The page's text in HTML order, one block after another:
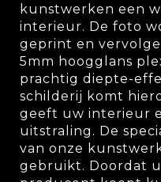
kunstwerken een
interieur. De foto
geprint en
5mm hoogglans
prachtig diepte-
schilderij komt
geeft uw interieur
uitstraling. De
van onze
gebruikt. Doordat